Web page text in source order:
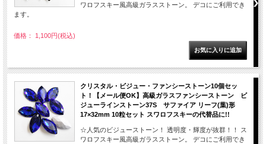
ワロフスキー風高級ガラスストーン。 デコにご利用でき
ます。
価格： 1,100円(税込)
クリスタル・ビジュー・ファンシーストーン10個セッ
ト！【メール便OK】高級ガラスファンシーストーン ビ
ジューラインストーン37S サファイア リーフ(葉)形
17×32mm 10粒セット スワロフスキーの代替品に!!
☆人気のビジューストーン！ 透明度・輝度が抜群！！ ス
ワロフスキー風高級ガラスストーン。 デコにご利用でき